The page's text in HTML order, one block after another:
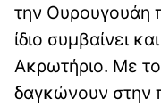
την Ουρουγουάη
ίδιο συμβαίνει
Ακρωτήριο. Με
δαγκώνουν στην